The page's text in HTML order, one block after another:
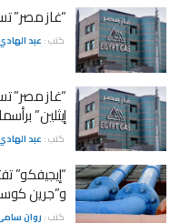
“غاز مصر” تستهدف ربح
كتب : عبد
“غاز مصر”
إيثلين” برأسمال 340
كتب : عبد
“إيجيفكو”
و”جرين
كتب : روان